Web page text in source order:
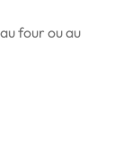
four ou au